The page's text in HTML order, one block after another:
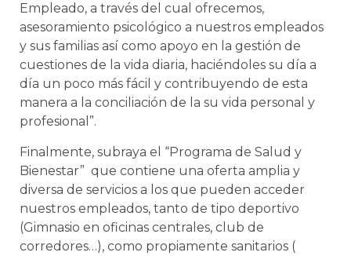
Empleado, a través del cual ofrecemos,
asesoramiento psicológico a nuestros empleados
y sus familias así como apoyo en la gestión de
cuestiones de la vida diaria, haciéndoles su día a
día un poco más fácil y contribuyendo de esta
manera a la conciliación de la su vida personal y
profesional”.
Finalmente, subraya el “Programa de Salud y
Bienestar” que contiene una oferta amplia y
diversa de servicios a los que pueden acceder
nuestros empleados, tanto de tipo deportivo
(Gimnasio en oficinas centrales, club de
corredores…), como propiamente sanitarios (